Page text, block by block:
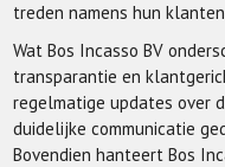
treden namens hun
Wat Bos Incasso BV
transparantie en
regelmatige updates over
duidelijke communicatie
Bovendien hanteert Bos